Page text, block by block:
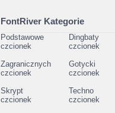
FontRiver Kategorie
Podstawowe
czcionek
Dingbaty
czcionek
Zagranicznych
czcionek
Gotycki
czcionek
Skrypt
czcionek
Techno
czcionek